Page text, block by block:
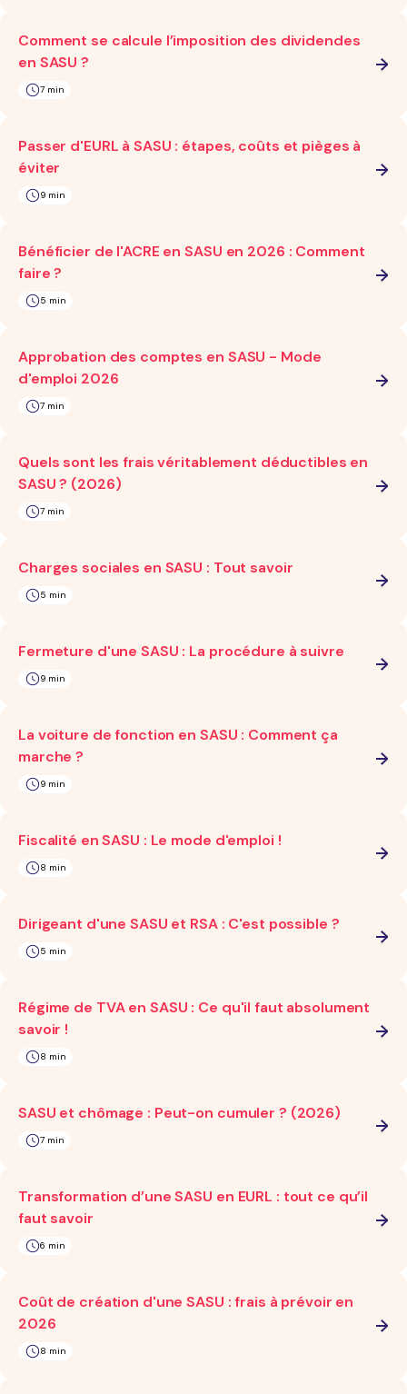
Comment se calcule l’imposition des dividendes
en SASU ?
7 min
Passer d'EURL à SASU : étapes, coûts et pièges à
éviter
9 min
Bénéficier de l'ACRE en SASU en 2026 : Comment
faire ?
5 min
Approbation des comptes en SASU - Mode
d'emploi 2026
7 min
Quels sont les frais véritablement déductibles en
SASU ? (2026)
7 min
Charges sociales en SASU : Tout savoir
5 min
Fermeture d'une SASU : La procédure à suivre
9 min
La voiture de fonction en SASU : Comment ça
marche ?
9 min
Fiscalité en SASU : Le mode d'emploi !
8 min
Dirigeant d'une SASU et RSA : C'est possible ?
5 min
Régime de TVA en SASU : Ce qu'il faut absolument
savoir !
8 min
SASU et chômage : Peut-on cumuler ? (2026)
7 min
Transformation d’une SASU en EURL : tout ce qu’il
faut savoir
6 min
Coût de création d'une SASU : frais à prévoir en
2026
8 min